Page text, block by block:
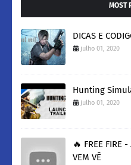
MOST
DICAS E
julho 01, 2020
Hunting
julho 01, 2020
🔥 FREE FIRE
VEM VÊ